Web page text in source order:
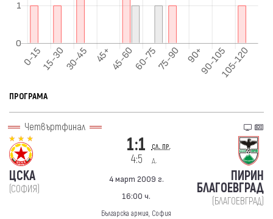
ПРОГРАМА
Четвъртфинал
ЦСКА
(СОФИЯ)
1:1 сл. пр.
4:5 д.
4 март 2009 г.
16:00 ч.
Българска армия, София
ПИРИН
БЛАГОЕВГРАД
(БЛАГОЕВГРАД)